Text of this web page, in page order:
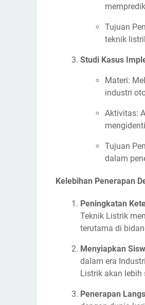
Tujuan
teknik
Studi Kasus
Materi:
industri
Aktivitas:
Tujuan
dalam
Kelebihan Penerapan
Peningkatan
Teknik Listrik
terutama di
Menyiapkan
dalam era
Listrik akan
Penerapan